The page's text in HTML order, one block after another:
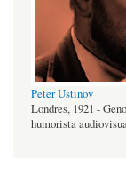
Peter Ustinov
Londres, 1921 -
humorista